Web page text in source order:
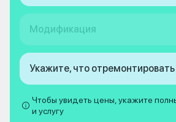
Модификация
Укажите, что отремонтировать
Чтобы увидеть цены, укажите
и услугу